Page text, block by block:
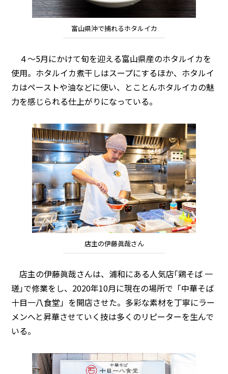
富山県沖で捕れるホタルイカ
４～5月にかけて旬を迎える富山県産のホタルイカを
使用。ホタルイカ煮干しはスープにするほか、ホタルイ
カはペーストや油などに使い、とことんホタルイカの魅
力を感じられる仕上がりになっている。
店主の伊藤眞哉さん
店主の伊藤眞哉さんは、浦和にある人気店｢鶏そば 一
瑳｣で修業をし、2020年10月に現在の場所で「中華そば
十目一八食堂」を開店させた。多彩な素材を丁寧にラー
メンへと昇華させていく技は多くのリピーターを生んで
いる。